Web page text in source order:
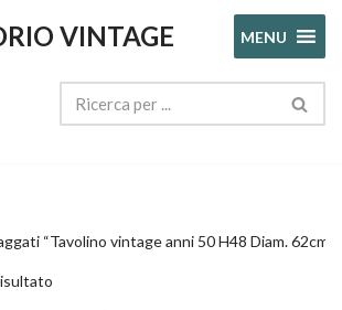
VINTAGE MENU
“Tavolino vintage anni 50 H48 Diam. 62cm”